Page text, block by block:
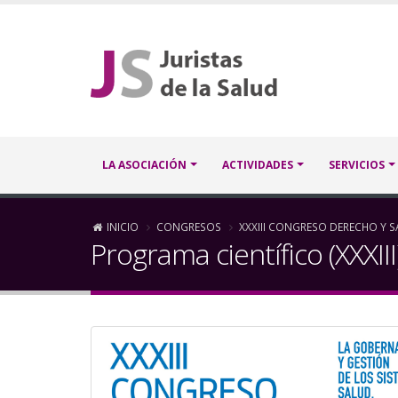
Navegación
principal
LA ASOCIACIÓN ACTIVIDADES SERVICIOS
Sobrescribir
enlaces
ayuda
INICIO CONGRESOS XXXIII CONGRESO DERECHO Y
Programa científico